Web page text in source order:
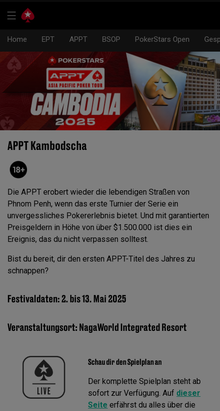
Home EPT APPT BSOP PokerStars Open
APPT Kambodscha
Die APPT erobert wieder die lebendigen Straßen von
Phnom Penh, wenn das erste Turnier der Serie ein
unvergessliches Pokererlebnis bietet. Und mit garantierten
Preisgeldern in Höhe von über $1.500.000 ist dies ein
Ereignis, das du nicht verpassen solltest.
Bist du bereit, dir den ersten APPT-Titel des Jahres zu
schnappen?
Festivaldaten: 2. bis 13. Mai 2025
Veranstaltungsort: NagaWorld Integrated Resort
Schau dir den Spielplan an
Der komplette Spielplan steht ab
sofort zur Verfügung. Auf dieser
Seite erfährst du alles über die